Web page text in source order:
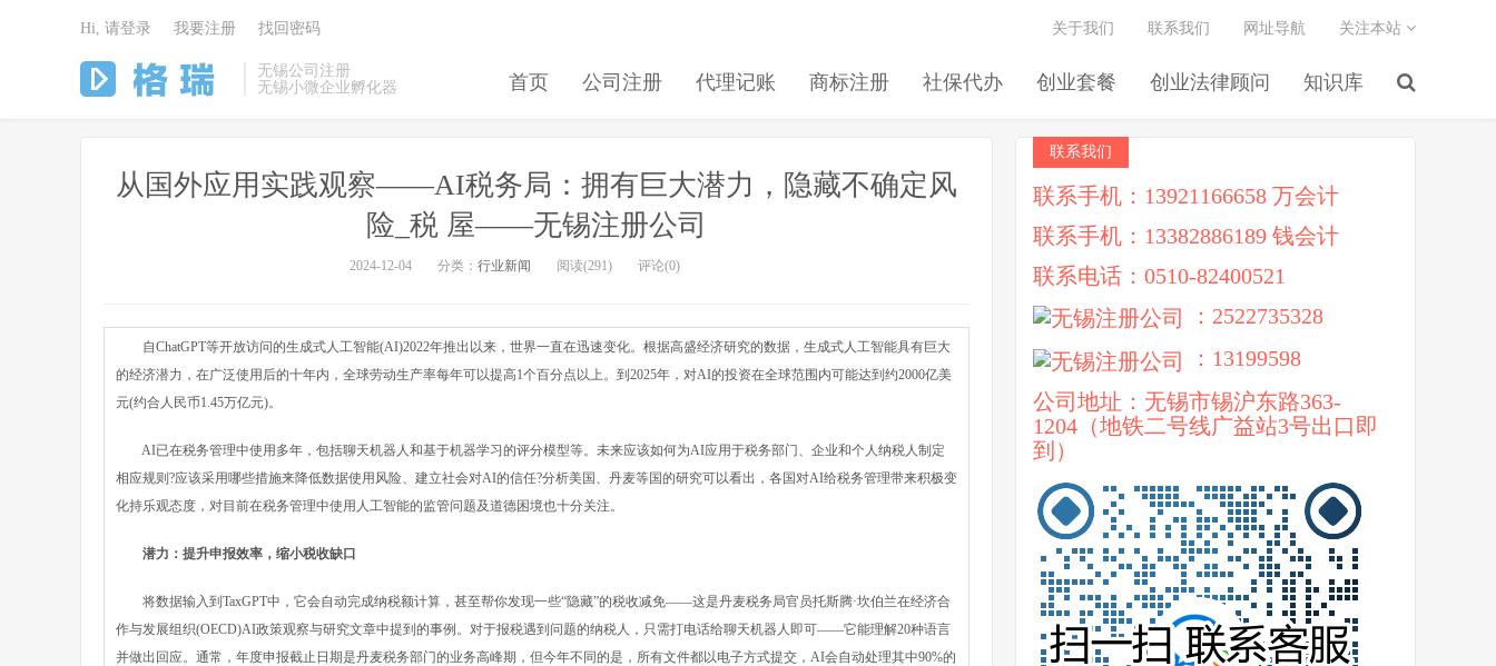
无锡公司注册
无锡小微企业孵化器
首页 公司注册 代理记账 商标注册 社保代办 创业套餐 创业法律顾问 知识库
关于我们 联系我们 网址导航 关注本站
Hi, 请登录 我要注册 找回密码
从国外应用实践观察——AI税务局：拥有巨大潜力，隐藏不确定风
险_税 屋——无锡注册公司
2024-12-04 分类： 行业新闻 阅读(291) 评论(0)
自ChatGPT等开放访问的生成式人工智能(AI)2022年推出以来，世界一直在迅速变化。根据高盛经济研究的数据，生成式人工智能具有巨大
的经济潜力，在广泛使用后的十年内，全球劳动生产率每年可以提高1个百分点以上。到2025年，对AI的投资在全球范围内可能达到约2000亿美
元(约合人民币1.45万亿元)。
AI已在税务管理中使用多年，包括聊天机器人和基于机器学习的评分模型等。未来应该如何为AI应用于税务部门、企业和个人纳税人制定
相应规则?应该采用哪些措施来降低数据使用风险、建立社会对AI的信任?分析美国、丹麦等国的研究可以看出，各国对AI给税务管理带来积极变
化持乐观态度，对目前在税务管理中使用人工智能的监管问题及道德困境也十分关注。
潜力：提升申报效率，缩小税收缺口
将数据输入到TaxGPT中，它会自动完成纳税额计算，甚至帮你发现一些“隐藏”的税收减免——这是丹麦税务局官员托斯腾·坎伯兰在经济合
作与发展组织(OECD)AI政策观察与研究文章中提到的事例。对于报税遇到问题的纳税人，只需打电话给聊天机器人即可——它能理解20种语言
并做出回应。通常，年度申报截止日期是丹麦税务部门的业务高峰期，但今年不同的是，所有文件都以电子方式提交，AI会自动处理其中90%的
联系我们
联系手机：13921166658 万会计
联系手机：13382886189 钱会计
联系电话：0510-82400521
：2522735328
：13199598
公司地址：无锡市锡沪东路363-
1204（地铁二号线广益站3号出口即
到）